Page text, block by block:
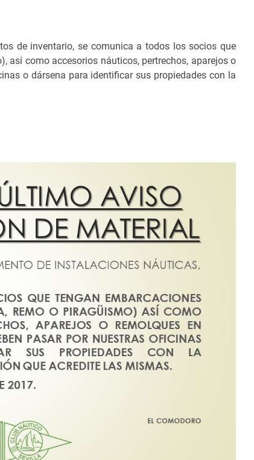
de inventario, se comunica a todos los socios que
así como accesorios náuticos, pertrechos, aparejos o
o dársena para identificar sus propiedades con la